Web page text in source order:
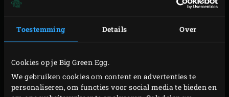
Toestemming Details Over
Cookies op je Big Green Egg.
We gebruiken cookies om content en advertenties te
personaliseren, om functies voor social media te bieden en
Bestrooi de schorseneren met peper en zout en zet
ze op tafel.